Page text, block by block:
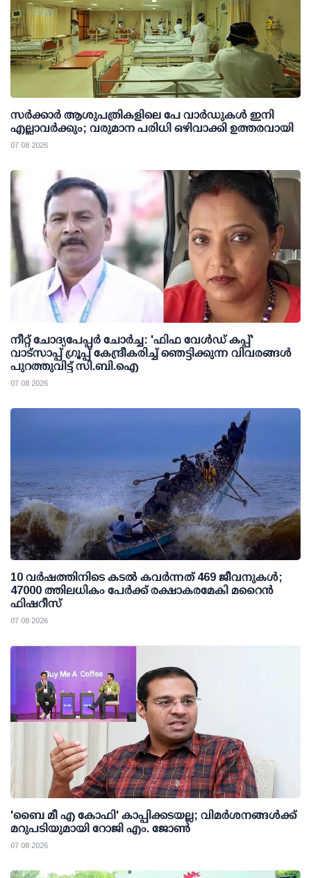
സര്‍ക്കാര്‍ ആശുപത്രികളിലെ പേ വാര്‍ഡുകള്‍ ഇനി
എല്ലാവര്‍ക്കും; വരുമാന പരിധി ഒഴിവാക്കി ഉത്തരവായി
07 08 2026
നീറ്റ് ചോദ്യപേപ്പര്‍ ചോര്‍ച്ച: 'ഫിഫ വേള്‍ഡ് കപ്പ്'
വാട്സാപ്പ് ഗ്രൂപ്പ് കേന്ദ്രീകരിച്ച് ഞെട്ടിക്കുന്ന വിവരങ്ങള്‍
പുറത്തുവിട്ട് സി.ബി.ഐ
07 08 2026
10 വര്‍ഷത്തിനിടെ കടല്‍ കവര്‍ന്നത് 469 ജീവനുകള്‍;
47000 ത്തിലധികം പേര്‍ക്ക് രക്ഷാകരമേകി മറൈന്‍
ഫിഷറീസ്
07 08 2026
'ബൈ മീ എ കോഫി' കാപ്പിക്കടയല്ല; വിമര്‍ശനങ്ങള്‍ക്ക്
മറുപടിയുമായി റോജി എം. ജോണ്‍
07 08 2026